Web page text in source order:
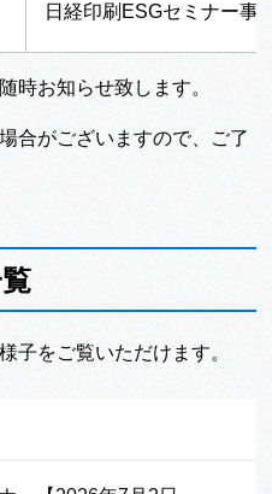
日経印刷ESGセミナー事
時お知らせ致します。
合がございますので、ご了
子をご覧いただけます。